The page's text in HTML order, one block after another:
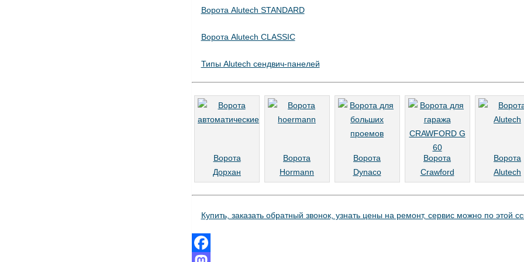
Ворота Alutech STANDARD
Ворота Alutech CLASSIC
Типы Alutech сендвич-панелей
Ворота
Дорхан
Ворота
Hormann
Ворота
Dynaco
Ворота
Crawford
Ворота
Alutech
Купить, заказать обратный звонок, узнать цены на ремонт, сервис можно по этой
Facebook